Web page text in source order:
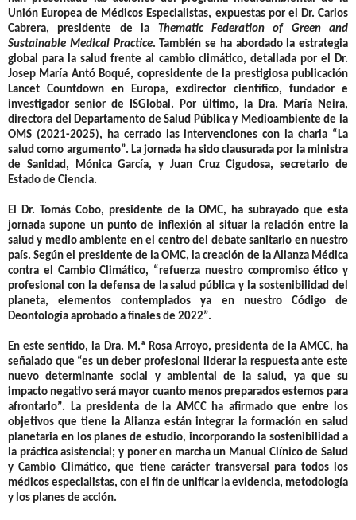
Unión Europea de Médicos Especialistas, expuestas por el Dr. Carlos
Cabrera, presidente de la
Thematic Federation of Green and
Sustainable Medical Practice. También se ha abordado la estrategia
global para la salud frente al cambio climático, detallada por el Dr.
Josep María Antó Boqué, copresidente de la prestigiosa publicación
Lancet Countdown en Europa, exdirector científico, fundador e
investigador senior de ISGlobal. Por último, la Dra. María Neira,
directora del Departamento de Salud Pública y Medioambiente de la
OMS (2021-2025), ha cerrado las intervenciones con la charla “La
salud como argumento”. La jornada ha sido clausurada por la ministra
de Sanidad, Mónica García, y Juan Cruz Cigudosa, secretario de
Estado de Ciencia.
El Dr. Tomás Cobo, presidente de la OMC, ha subrayado que esta
jornada supone un punto de inflexión al situar la relación entre la
salud y medio ambiente en el centro del debate sanitario en nuestro
país. Según el presidente de la OMC, la creación de la Alianza Médica
contra el Cambio Climático, “refuerza nuestro compromiso ético y
profesional con la defensa de la salud pública y la sostenibilidad del
planeta, elementos contemplados ya en nuestro Código de
Deontología aprobado a finales de 2022”.
En este sentido, la Dra. M.ª Rosa Arroyo, presidenta de la AMCC, ha
señalado que “es un deber profesional liderar la respuesta ante este
nuevo determinante social y ambiental de la salud, ya que su
impacto negativo será mayor cuanto menos preparados estemos para
afrontarlo”. La presidenta de la AMCC ha afirmado que entre los
objetivos que tiene la Alianza están integrar la formación en salud
planetaria en los planes de estudio, incorporando la sostenibilidad a
la práctica asistencial; y poner en marcha un Manual Clínico de Salud
y Cambio Climático, que tiene carácter transversal para todos los
médicos especialistas, con el fin de unificar la evidencia, metodología
y los planes de acción.